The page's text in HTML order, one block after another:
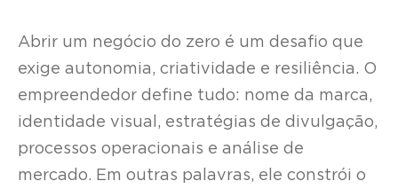
Abrir um negócio do zero é um desafio que
exige autonomia, criatividade e resiliência. O
empreendedor define tudo: nome da marca,
identidade visual, estratégias de divulgação,
processos operacionais e análise de
mercado. Em outras palavras, ele constrói o